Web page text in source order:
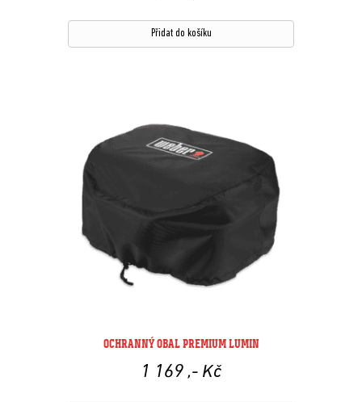
Přidat do košíku
OCHRANNÝ OBAL PREMIUM LUMIN
1 169 ,- Kč